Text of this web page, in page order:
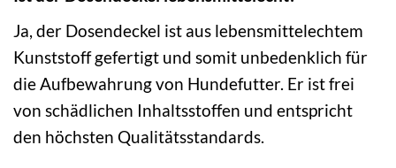
Ja, der Dosendeckel ist aus lebensmittelechtem
Kunststoff gefertigt und somit unbedenklich für
die Aufbewahrung von Hundefutter. Er ist frei
von schädlichen Inhaltsstoffen und entspricht
den höchsten Qualitätsstandards.